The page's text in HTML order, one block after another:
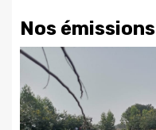
Nos émissions